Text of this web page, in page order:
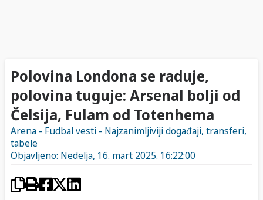
Polovina Londona se raduje,
polovina tuguje: Arsenal bolji od
Čelsija, Fulam od Totenhema
Arena - Fudbal vesti - Najzanimljiviji događaji, transferi,
tabele
Objavljeno: Nedelja, 16. mart 2025. 16:22:00